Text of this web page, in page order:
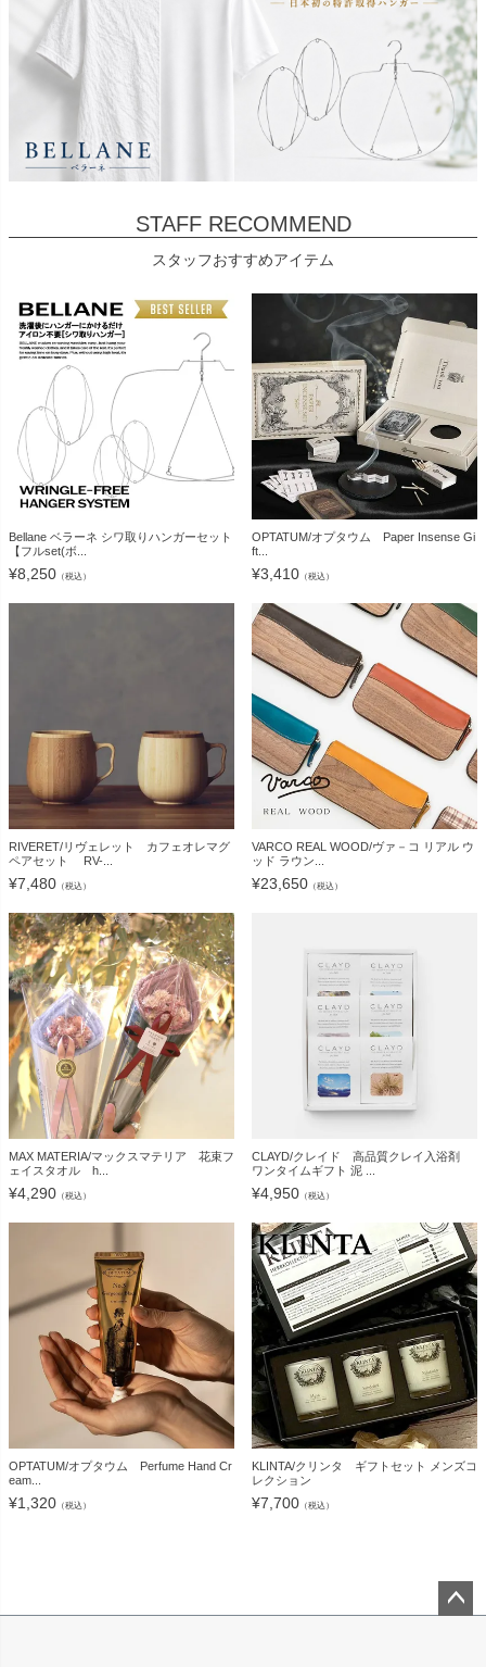
STAFF RECOMMEND
スタッフおすすめアイテム
Bellane ベラーネ シワ取りハンガーセット
【フルset(ボ...
¥8,250 （税込）
OPTATUM/オプタウム Paper Insense Gi
ft...
¥3,410 （税込）
RIVERET/リヴェレット カフェオレマグ
ペアセット RV-...
¥7,480 （税込）
VARCO REAL WOOD/ヴァ－コ リアル ウ
ッド ラウン...
¥23,650 （税込）
MAX MATERIA/マックスマテリア 花束フ
ェイスタオル h...
¥4,290 （税込）
CLAYD/クレイド 高品質クレイ入浴剤
ワンタイムギフト 泥 ...
¥4,950 （税込）
OPTATUM/オプタウム Perfume Hand Cr
eam...
¥1,320 （税込）
KLINTA/クリンタ ギフトセット メンズコ
レクション
¥7,700 （税込）